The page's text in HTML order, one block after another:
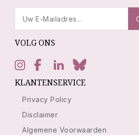
VOLG ONS
KLANTENSERVICE
Privacy Policy
Disclaimer
Algemene Voorwaarden